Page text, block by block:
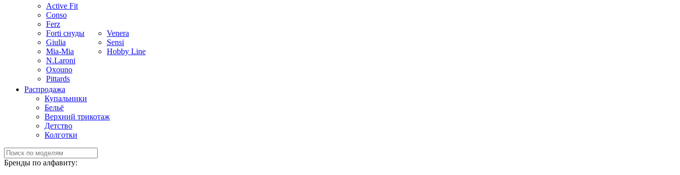
Active Fit
Conso
Ferz
Forti снуды
Giulia
Mia-Mia
N.Laroni
Oxouno
Pittards
Venera
Sensi
Hobby Line
Распродажа
Купальники
Бельё
Верхний трикотаж
Детство
Колготки
Бренды по алфавиту: